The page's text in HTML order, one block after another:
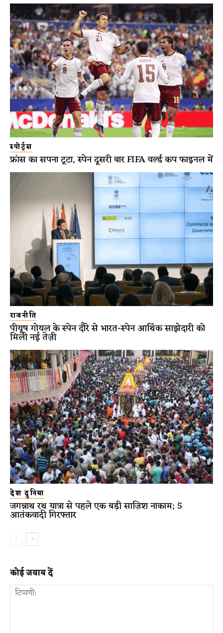
स्पोर्ट्स
फ्रांस का सपना टूटा, स्पेन दूसरी बार FIFA वर्ल्ड कप फाइनल में
राजनीति
पीयूष गोयल के स्पेन दौरे से भारत-स्पेन आर्थिक साझेदारी को
मिली नई तेज़ी
देश दुनिया
जगन्नाथ रथ यात्रा से पहले एक बड़ी साज़िश नाकाम; 5
आतंकवादी गिरफ्तार
कोई जवाब दें